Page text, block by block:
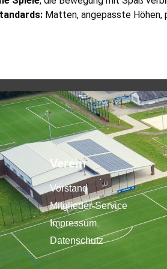
Matten, angepasste
Verein
Vorstand
Mitglieder-Service
Impressum
Datenschutz